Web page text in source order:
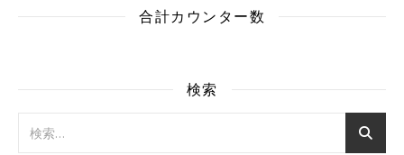
合計カウンター数
検索